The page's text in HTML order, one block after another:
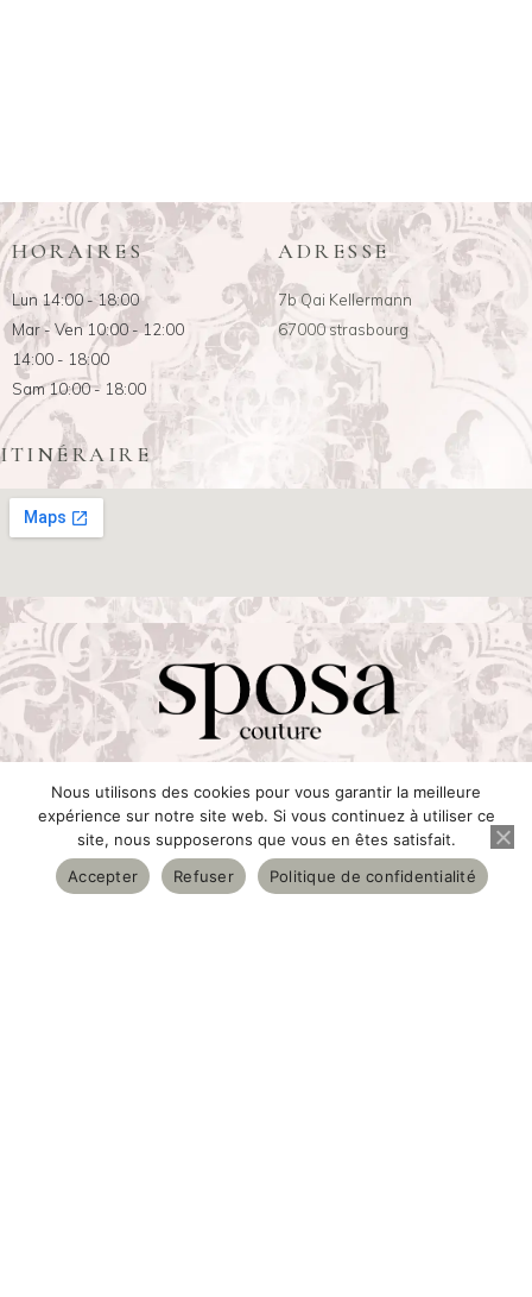
HORAIRES
Lun 14:00 - 18:00
Mar - Ven 10:00 - 12:00
14:00 - 18:00
Sam 10:00 - 18:00
ADRESSE
7b Qai Kellermann
67000 strasbourg
ITINÉRAIRE
© 2025 Sposa couture
L'ENTREPRISE
Nous utilisons des cookies pour vous garantir la meilleure
expérience sur notre site web. Si vous continuez à utiliser ce
site, nous supposerons que vous en êtes satisfait.
Accepter
Refuser Politique de confidentialité